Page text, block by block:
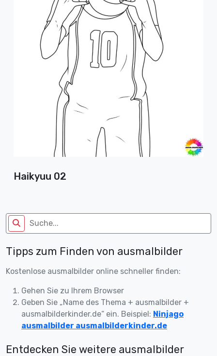
Haikyuu 02
Tipps zum Finden von ausmalbilder
Kostenlose ausmalbilder online schneller finden:
Gehen Sie zu Ihrem Browser
Geben Sie „Name des Thema + ausmalbilder +
ausmalbilderkinder.de“ ein. Beispiel: Ninjago
ausmalbilder ausmalbilderkinder.de
Entdecken Sie weitere ausmalbilder